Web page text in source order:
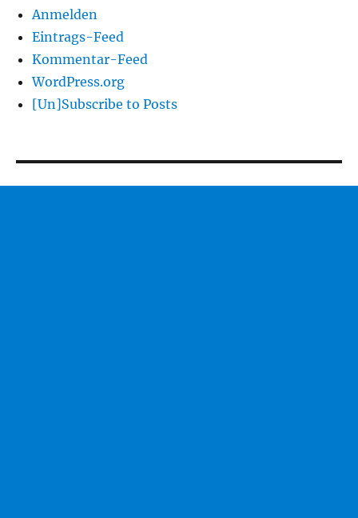
Anmelden
Eintrags-Feed
Kommentar-Feed
WordPress.org
[Un]Subscribe to Posts